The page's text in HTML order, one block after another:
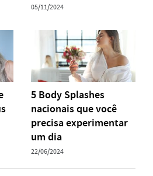
05/11/2024
5 Body Splashes
nacionais que você
precisa experimentar
um dia
22/06/2024